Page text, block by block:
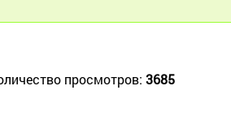
просмотров: 3685